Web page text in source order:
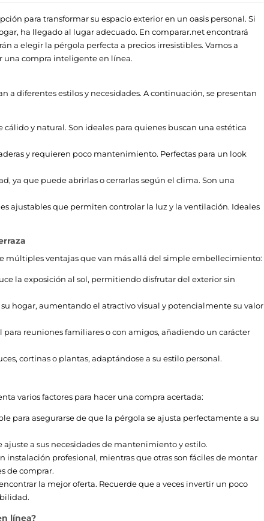
para transformar su espacio exterior en un oasis personal. Si
ha llegado al lugar adecuado. En comparar.net encontrará
a elegir la pérgola perfecta a precios irresistibles. Vamos a
una compra inteligente en línea.
a diferentes estilos y necesidades. A continuación, se presentan
y natural. Son ideales para quienes buscan una estética
y requieren poco mantenimiento. Perfectas para un look
ya que puede abrirlas o cerrarlas según el clima. Son una
ajustables que permiten controlar la luz y la ventilación. Ideales
múltiples ventajas que van más allá del simple embellecimiento:
la exposición al sol, permitiendo disfrutar del exterior sin
hogar, aumentando el atractivo visual y potencialmente su valor
reuniones familiares o con amigos, añadiendo un carácter
cortinas o plantas, adaptándose a su estilo personal.
varios factores para hacer una compra acertada:
para asegurarse de que la pérgola se ajusta perfectamente a su
a sus necesidades de mantenimiento y estilo.
instalación profesional, mientras que otras son fáciles de montar
de comprar.
la mejor oferta. Recuerde que a veces invertir un poco
línea?